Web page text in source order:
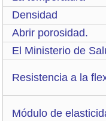
Densidad
Abrir porosidad.
El Ministerio de
Resistencia a la
Módulo de